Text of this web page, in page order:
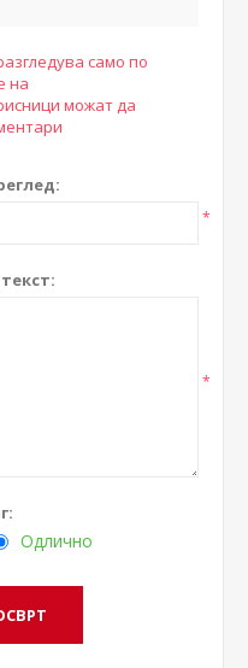
само по
на
можат да
*
*
Одлично